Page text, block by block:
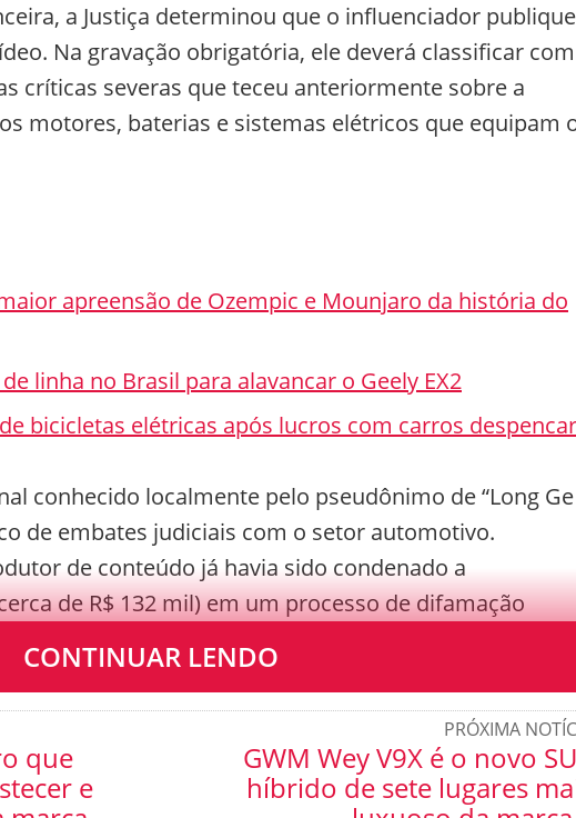
a Justiça determinou que o influenciador publique
Na gravação obrigatória, ele deverá classificar
críticas severas que teceu anteriormente sobre a
motores, baterias e sistemas elétricos que equipam
apreensão de Ozempic e Mounjaro da história do
linha no Brasil para alavancar o Geely EX2
bicicletas elétricas após lucros com carros despencar
conhecido localmente pelo pseudônimo de “Long Ge
de embates judiciais com o setor automotivo.
de conteúdo já havia sido condenado a
de R$ 132 mil) em um processo de difamação
pelas marcas asiáticas Seres e Aito.
CONTINUAR LENDO
PRÓXIMA
GWM Wey V9X é o novo
híbrido de sete lugares
que
e